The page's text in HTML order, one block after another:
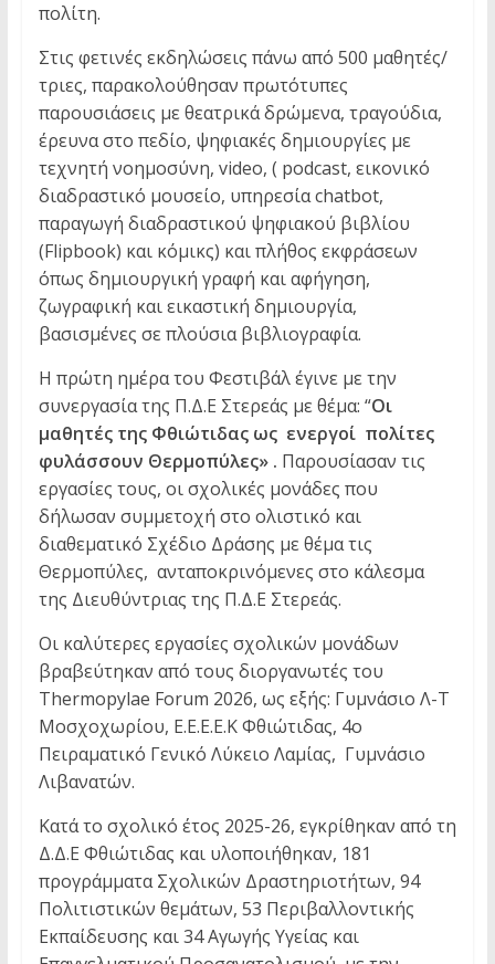
πολίτη.
Στις φετινές εκδηλώσεις πάνω από 500 μαθητές/
τριες, παρακολούθησαν πρωτότυπες
παρουσιάσεις με θεατρικά δρώμενα, τραγούδια,
έρευνα στο πεδίο, ψηφιακές δημιουργίες με
τεχνητή νοημοσύνη, video, ( podcast, εικονικό
διαδραστικό μουσείο, υπηρεσία chatbot,
παραγωγή διαδραστικού ψηφιακού βιβλίου
(Flipbook) και κόμικς) και πλήθος εκφράσεων
όπως δημιουργική γραφή και αφήγηση,
ζωγραφική και εικαστική δημιουργία,
βασισμένες σε πλούσια βιβλιογραφία.
Η πρώτη ημέρα του Φεστιβάλ έγινε με την
συνεργασία της Π.Δ.Ε Στερεάς με θέμα: “Οι
μαθητές της Φθιώτιδας ως ενεργοί πολίτες
φυλάσσουν Θερμοπύλες» . Παρουσίασαν τις
εργασίες τους, οι σχολικές μονάδες που
δήλωσαν συμμετοχή στο ολιστικό και
διαθεματικό Σχέδιο Δράσης με θέμα τις
Θερμοπύλες, ανταποκρινόμενες στο κάλεσμα
της Διευθύντριας της Π.Δ.Ε Στερεάς.
Οι καλύτερες εργασίες σχολικών μονάδων
βραβεύτηκαν από τους διοργανωτές του
Thermopylae Forum 2026, ως εξής: Γυμνάσιο Λ-Τ
Μοσχοχωρίου, Ε.Ε.Ε.Ε.Κ Φθιώτιδας, 4ο
Πειραματικό Γενικό Λύκειο Λαμίας, Γυμνάσιο
Λιβανατών.
Κατά το σχολικό έτος 2025-26, εγκρίθηκαν από τη
Δ.Δ.Ε Φθιώτιδας και υλοποιήθηκαν, 181
προγράμματα Σχολικών Δραστηριοτήτων, 94
Πολιτιστικών θεμάτων, 53 Περιβαλλοντικής
Εκπαίδευσης και 34 Αγωγής Υγείας και